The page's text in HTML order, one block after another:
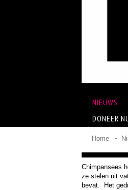
NIEUWS
DONEER
Home
Chimpansees
ze stelen uit
bevat. Het